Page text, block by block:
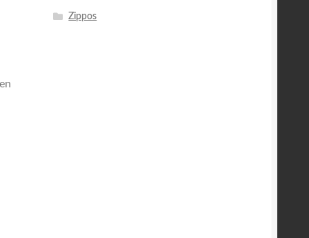
Zippos